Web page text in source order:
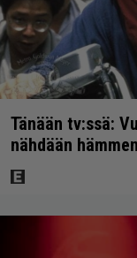
Tänään tv:ssä:
nähdään